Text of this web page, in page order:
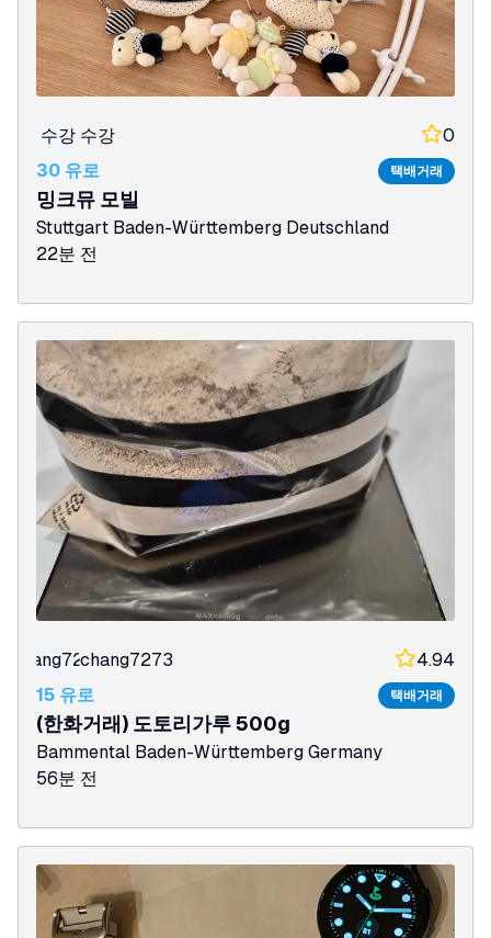
수강 수강
0
30 유로
택배거래
밍크뮤 모빌
Stuttgart Baden-Württemberg Deutschland
22분 전
chang7273chang7273
4.94
15 유로
택배거래
(한화거래) 도토리가루 500g
Bammental Baden-Württemberg Germany
56분 전